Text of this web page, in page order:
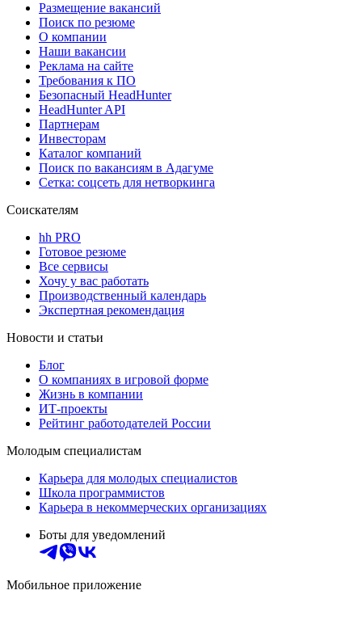
Размещение вакансий
Поиск по резюме
О компании
Наши вакансии
Реклама на сайте
Требования к ПО
Безопасный HeadHunter
HeadHunter API
Партнерам
Инвесторам
Каталог компаний
Поиск по вакансиям в Адагуме
Сетка: соцсеть для нетворкинга
Соискателям
hh PRO
Готовое резюме
Все сервисы
Хочу у вас работать
Производственный календарь
Экспертная рекомендация
Новости и статьи
Блог
О компаниях в игровой форме
Жизнь в компании
ИТ-проекты
Рейтинг работодателей России
Молодым специалистам
Карьера для молодых специалистов
Школа программистов
Карьера в некоммерческих организациях
Боты для уведомлений
Мобильное приложение